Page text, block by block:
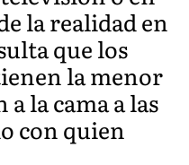
la realidad en
que los
la menor
la cama a las
con quien